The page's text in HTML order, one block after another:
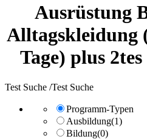
Ausrüstung
Alltagskleidung
Tage) plus
Test Suche /Test Suche
Programm-Typen
Ausbildung(1)
Bildung(0)